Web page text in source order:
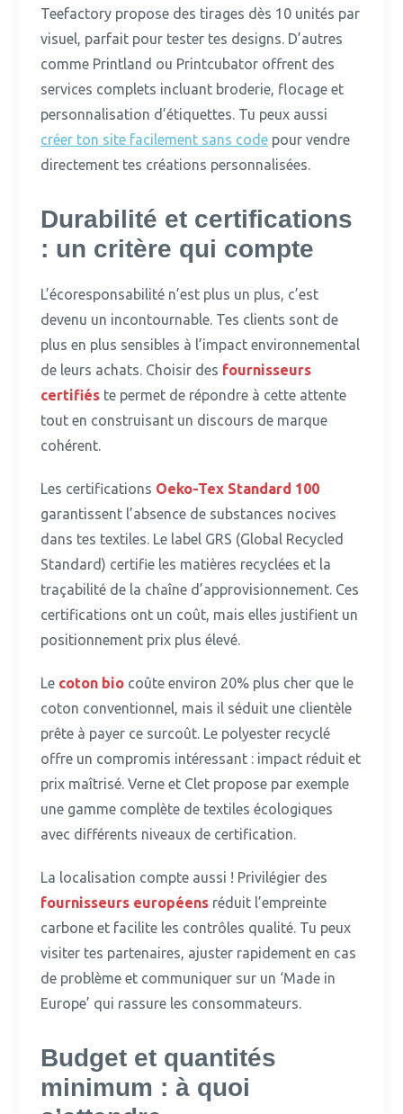
Teefactory propose des tirages dès 10 unités par
visuel, parfait pour tester tes designs. D’autres
comme Printland ou Printcubator offrent des
services complets incluant broderie, flocage et
personnalisation d’étiquettes. Tu peux aussi
créer ton site facilement sans code pour vendre
directement tes créations personnalisées.
Durabilité et certifications
: un critère qui compte
L’écoresponsabilité n’est plus un plus, c’est
devenu un incontournable. Tes clients sont de
plus en plus sensibles à l’impact environnemental
de leurs achats. Choisir des fournisseurs
certifiés te permet de répondre à cette attente
tout en construisant un discours de marque
cohérent.
Les certifications Oeko-Tex Standard 100
garantissent l’absence de substances nocives
dans tes textiles. Le label GRS (Global Recycled
Standard) certifie les matières recyclées et la
traçabilité de la chaîne d’approvisionnement. Ces
certifications ont un coût, mais elles justifient un
positionnement prix plus élevé.
Le coton bio coûte environ 20% plus cher que le
coton conventionnel, mais il séduit une clientèle
prête à payer ce surcoût. Le polyester recyclé
offre un compromis intéressant : impact réduit et
prix maîtrisé. Verne et Clet propose par exemple
une gamme complète de textiles écologiques
avec différents niveaux de certification.
La localisation compte aussi ! Privilégier des
fournisseurs européens réduit l’empreinte
carbone et facilite les contrôles qualité. Tu peux
visiter tes partenaires, ajuster rapidement en cas
de problème et communiquer sur un ‘Made in
Europe’ qui rassure les consommateurs.
Budget et quantités
minimum : à quoi